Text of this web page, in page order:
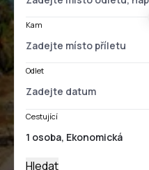
Kam
Odlet
Cestující
Hledat